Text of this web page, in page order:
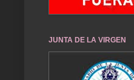
JUNTA DE LA VIRGEN